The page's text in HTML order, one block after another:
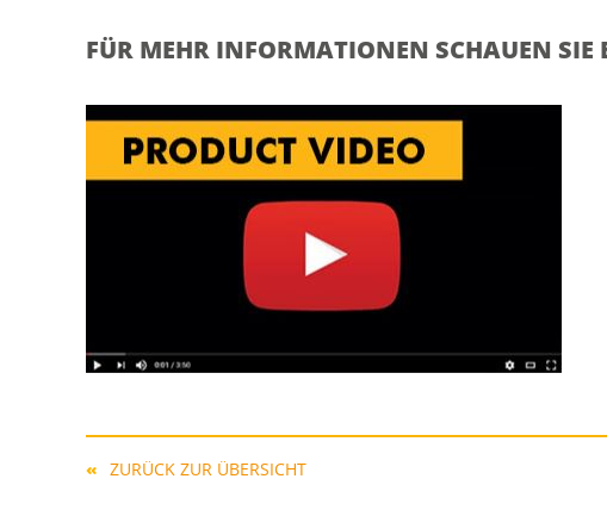
FÜR MEHR INFORMATIONEN SCHAUEN SIE
ZURÜCK ZUR ÜBERSICHT